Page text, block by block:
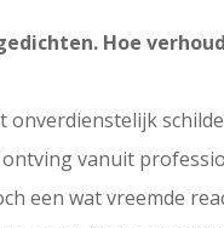
Hoe
onverdienstelijk
vanuit
een wat vreemde